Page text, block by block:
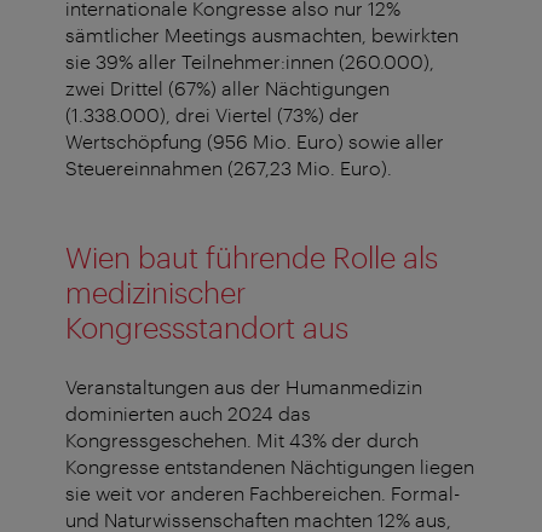
internationale Kongresse also nur 12%
sämtlicher Meetings ausmachten, bewirkten
sie 39% aller Teilnehmer:innen (260.000),
zwei Drittel (67%) aller Nächtigungen
(1.338.000), drei Viertel (73%) der
Wertschöpfung (956 Mio. Euro) sowie aller
Steuereinnahmen (267,23 Mio. Euro).
Wien baut führende Rolle als
medizinischer
Kongressstandort aus
Veranstaltungen aus der Humanmedizin
dominierten auch 2024 das
Kongressgeschehen. Mit 43% der durch
Kongresse entstandenen Nächtigungen liegen
sie weit vor anderen Fachbereichen. Formal-
und Naturwissenschaften machten 12% aus,